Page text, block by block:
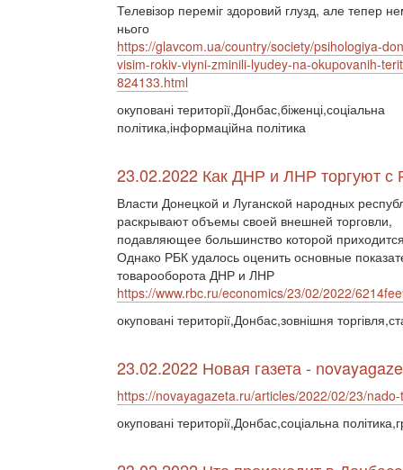
Телевізор переміг здоровий глузд, але тепер
нього
https://glavcom.ua/country/society/psihologiya-
visim-rokiv-viyni-zminili-lyudey-na-okupovanih-
824133.html
окуповані території,Донбас,біженці,соціальна
політика,інформаційна політика
23.02.2022 Как ДНР и ЛНР торгуют с
Власти Донецкой и Луганской народных
раскрывают объемы своей внешней торговли,
подавляющее большинство которой
Однако РБК удалось оценить основные
товарооборота ДНР и ЛНР
https://www.rbc.ru/economics/23/02/2022/
окуповані території,Донбас,зовнішня
23.02.2022 Новая газета -
https://novayagazeta.ru/articles/2022/02/23/
окуповані території,Донбас,соціальна